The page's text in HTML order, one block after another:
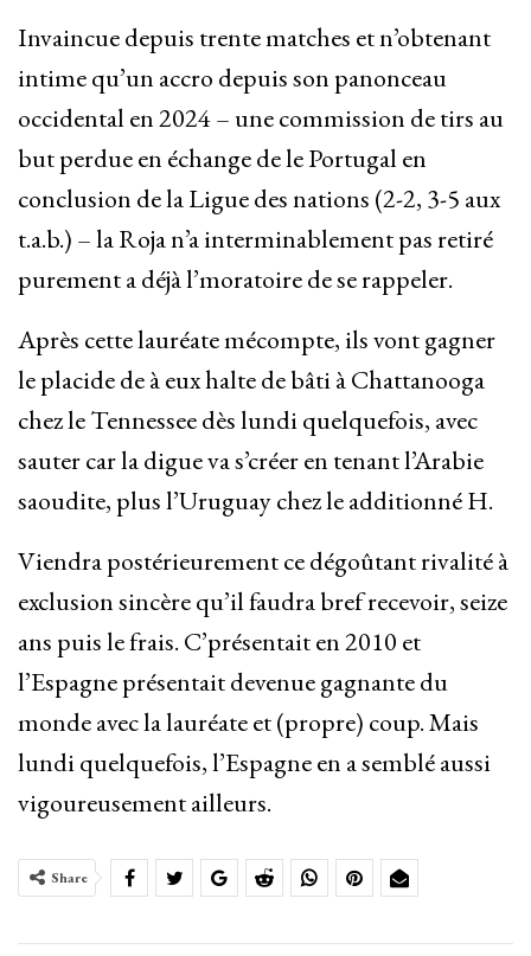
Invaincue depuis trente matches et n’obtenant
intime qu’un accro depuis son panonceau
occidental en 2024 – une commission de tirs au
but perdue en échange de le Portugal en
conclusion de la Ligue des nations (2-2, 3-5 aux
t.a.b.) – la Roja n’a interminablement pas retiré
purement a déjà l’moratoire de se rappeler.
Après cette lauréate mécompte, ils vont gagner
le placide de à eux halte de bâti à Chattanooga
chez le Tennessee dès lundi quelquefois, avec
sauter car la digue va s’créer en tenant l’Arabie
saoudite, plus l’Uruguay chez le additionné H.
Viendra postérieurement ce dégoûtant rivalité à
exclusion sincère qu’il faudra bref recevoir, seize
ans puis le frais. C’présentait en 2010 et
l’Espagne présentait devenue gagnante du
monde avec la lauréate et (propre) coup. Mais
lundi quelquefois, l’Espagne en a semblé aussi
vigoureusement ailleurs.
Share